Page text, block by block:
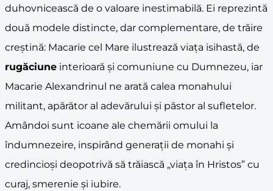
duhovnicească de o valoare inestimabilă. Ei reprezintă
două modele distincte, dar complementare, de trăire
creștină: Macarie cel Mare ilustrează viața isihastă, de
rugăciune interioară și comuniune cu Dumnezeu, iar
Macarie Alexandrinul ne arată calea monahului
militant, apărător al adevărului și păstor al sufletelor.
Amândoi sunt icoane ale chemării omului la
îndumnezeire, inspirând generații de monahi și
credincioși deopotrivă să trăiască „viața în Hristos” cu
curaj, smerenie și iubire.